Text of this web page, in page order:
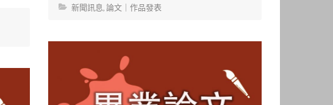
新聞訊息,論文｜作品發表